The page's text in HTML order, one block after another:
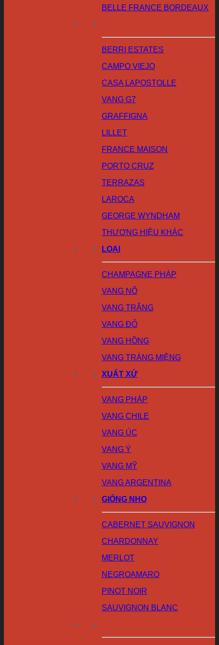
BELLE FRANCE BORDEAUX
BERRI ESTATES
CAMPO VIEJO
CASA LAPOSTOLLE
VANG G7
GRAFFIGNA
LILLET
FRANCE MAISON
PORTO CRUZ
TERRAZAS
LAROCA
GEORGE WYNDHAM
THƯƠNG HIỆU KHÁC
LOẠI
CHAMPAGNE PHÁP
VANG NỔ
VANG TRẮNG
VANG ĐỎ
VANG HỒNG
VANG TRÁNG MIỆNG
XUẤT XỨ
VANG PHÁP
VANG CHILE
VANG ÚC
VANG Ý
VANG MỸ
VANG ARGENTINA
GIỐNG NHO
CABERNET SAUVIGNON
CHARDONNAY
MERLOT
NEGROAMARO
PINOT NOIR
SAUVIGNON BLANC